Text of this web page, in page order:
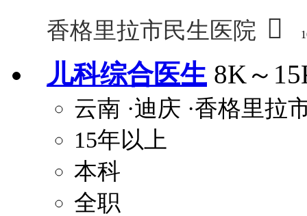
香格里拉市民生医院 
儿科综合医生 8K～
云南 ·迪庆 ·香格里拉
15年以上
本科
全职